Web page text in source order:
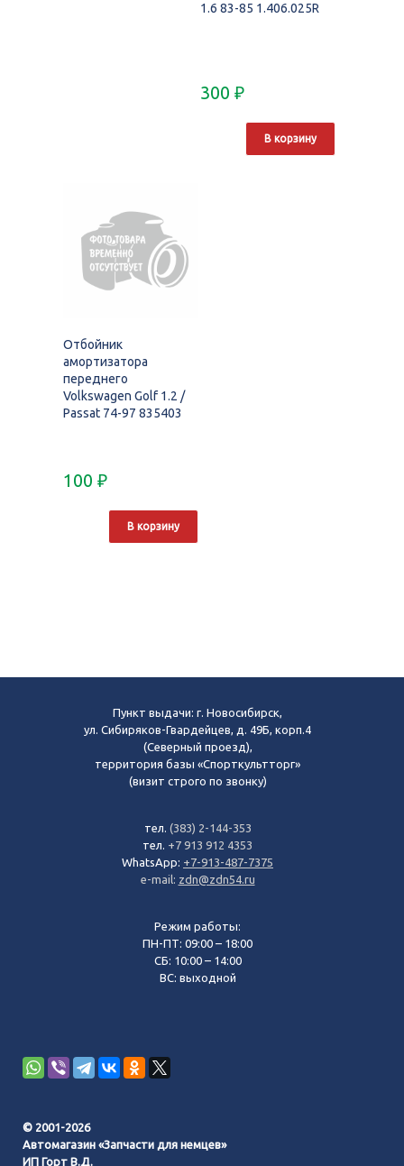
1.6 83-85 1.406.025R
300 ₽
В корзину
Отбойник
амортизатора
переднего
Volkswagen Golf 1.2 /
Passat 74-97 835403
100 ₽
В корзину
Пункт выдачи: г. Новосибирск,
ул. Сибиряков-Гвардейцев, д. 49Б, корп.4
(Северный проезд),
территория базы «Спорткультторг»
(визит строго по звонку)
тел. (383) 2-144-353
тел. +7 913 912 4353
WhatsApp: +7-913-487-7375
e-mail: zdn@zdn54.ru
Режим работы:
ПН-ПТ: 09:00 – 18:00
СБ: 10:00 – 14:00
ВС: выходной
© 2001-2026
Автомагазин «Запчасти для немцев»
ИП Горт В.Д.